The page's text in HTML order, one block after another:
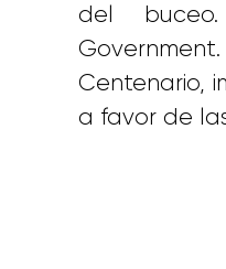
del
Centenario,
a favor de